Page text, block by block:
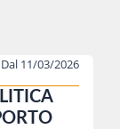
Dal 11/03/2026